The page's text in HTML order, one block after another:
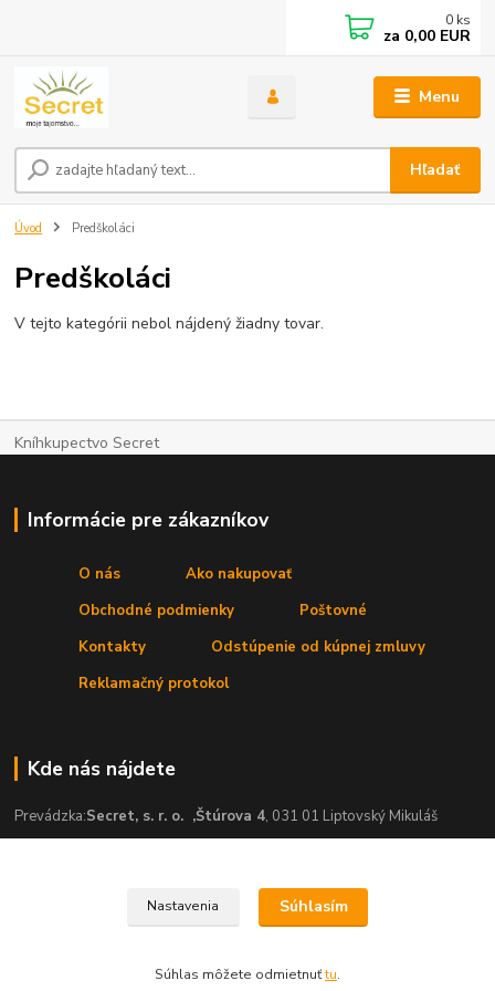
Menu
Hľadať
0 ks
za 0,00 EUR
Úvod Predškoláci
Predškoláci
V tejto kategórii nebol nájdený žiadny tovar.
Kníhkupectvo Secret
Informácie pre zákazníkov
O nás
Ako nakupovať
Obchodné podmienky
Poštovné
Kontakty
Odstúpenie od kúpnej zmluvy
Reklamačný protokol
Kde nás nájdete
Prevádzka:Secret, s. r. o. ,Štúrova 4, 031 01 Liptovský Mikuláš
Nastavenia Súhlasím
Súhlas môžete odmietnuťtu.